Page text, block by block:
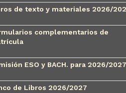
de texto y materiales 2026/
complementarios de
ESO y BACH. para 2026/2027
de Libros 2026/2027